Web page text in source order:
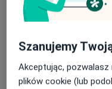
Medyczny im. Piastów
Uzdrowiskowy –
Konsultacja lekarza
medycznej
Diagnostyka i leczenie
300 zł Szczegóły
Szanujemy
Akceptując,
plików cookie (lub